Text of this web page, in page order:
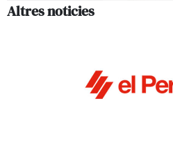
Altres noticies